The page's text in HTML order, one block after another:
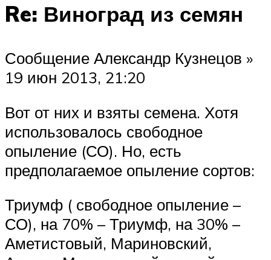
Re: Виноград из семян
Сообщение Александр Кузнецов »
19 июн 2013, 21:20
Вот от них и взяты семена. Хотя
использовалось свободное
опыление (СО). Но, есть
предполагаемое опыление сортов:
Триумф ( свободное опыление –
СО), на 70% – Триумф, на 30% –
Аметистовый, Мариновский,